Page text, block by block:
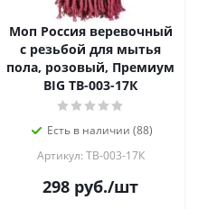
Моп Россия веревочный
с резьбой для мытья
пола, розовый, Премиум
BIG TB-003-17К
Есть в наличии (88)
Артикул: ТВ-003-17К
298 руб./шт